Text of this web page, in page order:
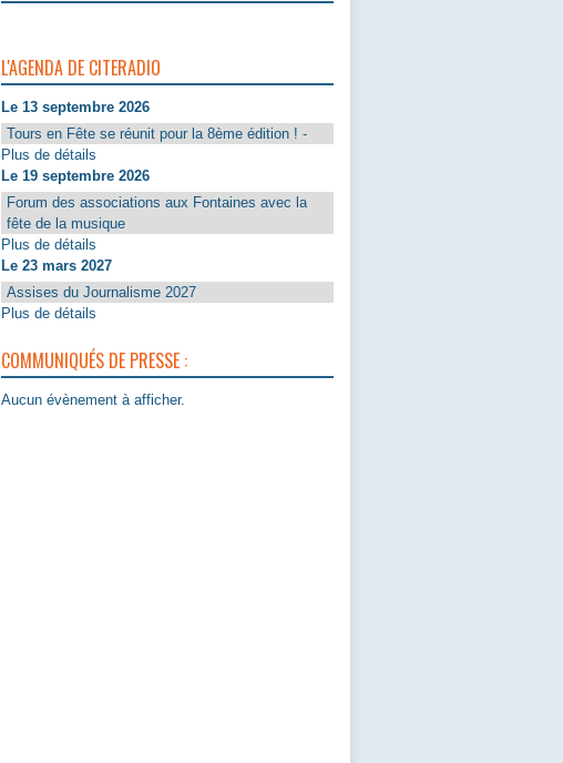
L'AGENDA DE CITERADIO
Le 13 septembre 2026
Tours en Fête se réunit pour la 8ème édition ! -
Plus de détails
Le 19 septembre 2026
Forum des associations aux Fontaines avec la
fête de la musique
Plus de détails
Le 23 mars 2027
Assises du Journalisme 2027
Plus de détails
COMMUNIQUÉS DE PRESSE :
Aucun évènement à afficher.